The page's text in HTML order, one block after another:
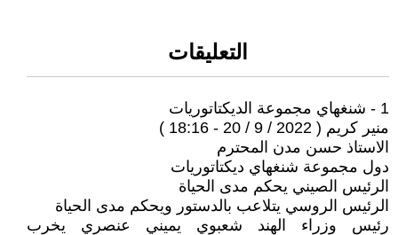
التعليقات
1 - شنغهاي مجموعة الديكتاتوريات
منير كريم ( 2022 / 9 / 20 - 18:16 )
الاستاذ حسن مدن المحترم
دول مجموعة شنغهاي ديكتاتوريات
الرئيس الصيني يحكم مدى الحياة
الرئيس الروسي يتلاعب بالدستور ويحكم مدى الحياة
رئيس وزراء الهند شعبوي يميني عنصري يخرب